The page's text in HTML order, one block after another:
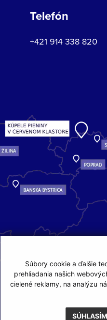
Súbory cookie a ďalšie
prehliadania našich
cielené reklamy, na analýzu
SÚHLASÍM
Telefón
+421 914 338 820